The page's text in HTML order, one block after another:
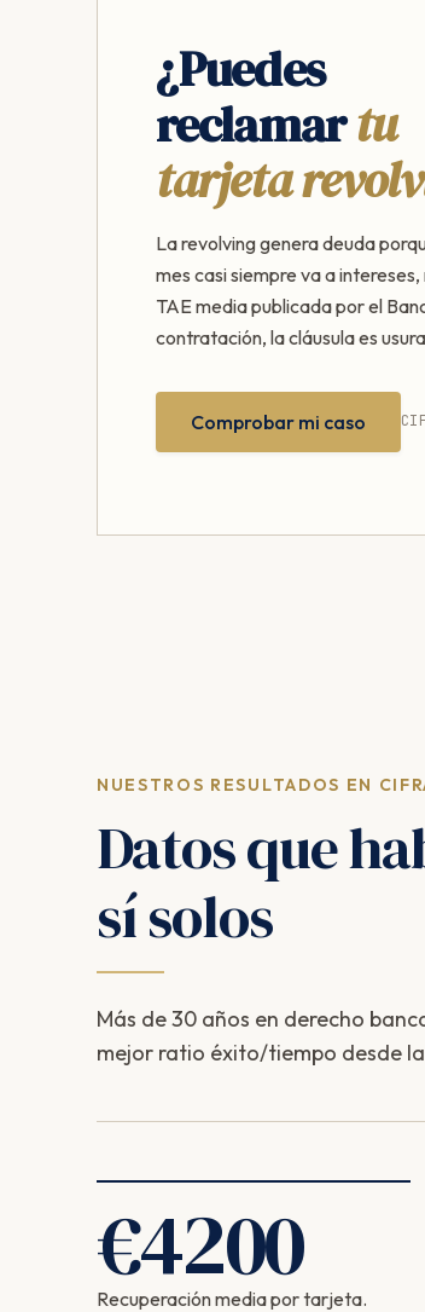
¿Puedes
reclamartu
tarjeta
La revolving genera deuda
mes casi siempre va a
TAE media publicada por el
contratación, la cláusula es
Comprobar mi caso
NUESTROS RESULTADOS EN
Datos que
sí solos
Más de 30 años en derecho
mejor ratio éxito/tiempo desde
€4200
Recuperación media por tarjeta.